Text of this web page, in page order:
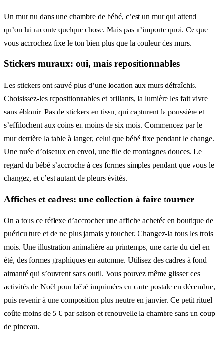
Un mur nu dans une chambre de bébé, c’est un mur qui attend
qu’on lui raconte quelque chose. Mais pas n’importe quoi. Ce que
vous accrochez fixe le ton bien plus que la couleur des murs.
Stickers muraux: oui, mais repositionnables
Les stickers ont sauvé plus d’une location aux murs défraîchis.
Choisissez-les repositionnables et brillants, la lumière les fait vivre
sans éblouir. Pas de stickers en tissu, qui capturent la poussière et
s’effilochent aux coins en moins de six mois. Commencez par le
mur derrière la table à langer, celui que bébé fixe pendant le change.
Une nuée d’oiseaux en envol, une file de montagnes douces. Le
regard du bébé s’accroche à ces formes simples pendant que vous le
changez, et c’est autant de pleurs évités.
Affiches et cadres: une collection à faire tourner
On a tous ce réflexe d’accrocher une affiche achetée en boutique de
puériculture et de ne plus jamais y toucher. Changez-la tous les trois
mois. Une illustration animalière au printemps, une carte du ciel en
été, des formes graphiques en automne. Utilisez des cadres à fond
aimanté qui s’ouvrent sans outil. Vous pouvez même glisser des
activités de Noël pour bébé imprimées en carte postale en décembre,
puis revenir à une composition plus neutre en janvier. Ce petit rituel
coûte moins de 5 € par saison et renouvelle la chambre sans un coup
de pinceau.